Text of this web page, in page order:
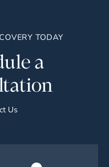
TODAY
a
Us